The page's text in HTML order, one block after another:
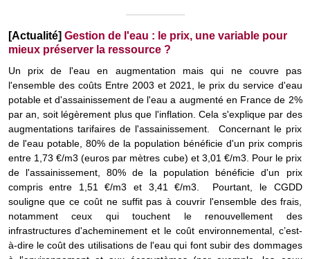
[Actualité] Gestion de l'eau : le prix, une variable pour
mieux préserver la ressource ?
Un prix de l'eau en augmentation mais qui ne couvre pas
l'ensemble des coûts Entre 2003 et 2021, le prix du service d'eau
potable et d'assainissement de l'eau a augmenté en France de 2%
par an, soit légèrement plus que l'inflation. Cela s'explique par des
augmentations tarifaires de l'assainissement. Concernant le prix
de l'eau potable, 80% de la population bénéficie d'un prix compris
entre 1,73 €/m3 (euros par mètres cube) et 3,01 €/m3. Pour le prix
de l'assainissement, 80% de la population bénéficie d'un prix
compris entre 1,51 €/m3 et 3,41 €/m3. Pourtant, le CGDD
souligne que ce coût ne suffit pas à couvrir l'ensemble des frais,
notamment ceux qui touchent le renouvellement des
infrastructures d'acheminement et le coût environnemental, c’est-
à-dire le coût des utilisations de l'eau qui font subir des dommages